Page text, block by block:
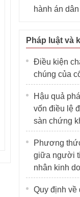
hành án
Pháp luật và
Điều kiện
chúng của
Hậu quả
vốn điều lệ
sàn chứng
Phương
giữa người
nhân kinh
Quy định về